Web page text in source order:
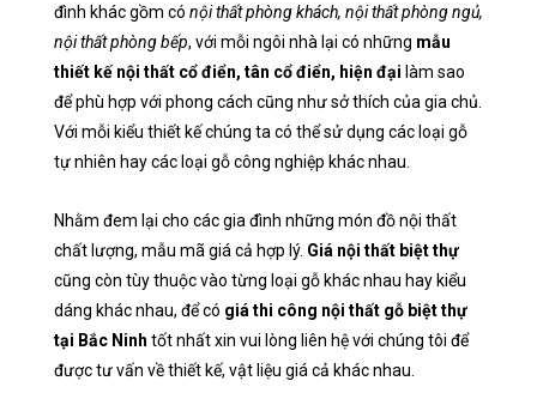
đình khác gồm có nội thất phòng khách, nội thất phòng ngủ,
nội thất phòng bếp, với mỗi ngôi nhà lại có những mẫu
thiết kế nội thất cổ điển, tân cổ điển, hiện đại làm sao
để phù hợp với phong cách cũng như sở thích của gia chủ.
Với mỗi kiểu thiết kế chúng ta có thể sử dụng các loại gỗ
tự nhiên hay các loại gỗ công nghiệp khác nhau.
Nhằm đem lại cho các gia đình những món đồ nội thất
chất lượng, mẫu mã giá cả hợp lý. Giá nội thất biệt thự
cũng còn tùy thuộc vào từng loại gỗ khác nhau hay kiểu
dáng khác nhau, để có giá thi công nội thất gỗ biệt thự
tại Bắc Ninh tốt nhất xin vui lòng liên hệ với chúng tôi để
được tư vấn về thiết kế, vật liệu giá cả khác nhau.